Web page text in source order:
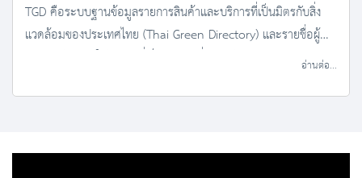
TGD คือระบบฐานข้อมูลรายการสินค้าและบริการที่เป็นมิตรกับสิ่ง
แวดล้อมของประเทศไทย (Thai Green Directory) และรายชื่อผู้
ขายสินค้าและผู้ให้บริการที่เป็นมิตรกับสิ่งแวดล้อม
อ่านต่อ...